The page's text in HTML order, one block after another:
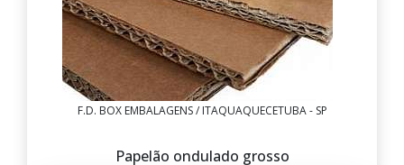
F.D. BOX EMBALAGENS / ITAQUAQUECETUBA - SP
Papelão ondulado grosso